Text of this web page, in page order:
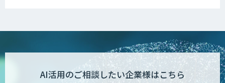
AI活用のご相談したい企業様はこちら